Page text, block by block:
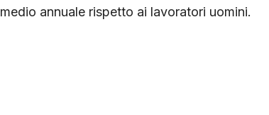
annuale rispetto ai lavoratori uomini.